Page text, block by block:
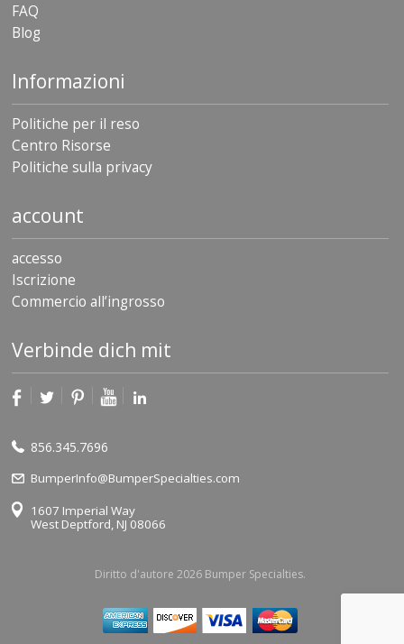
FAQ
Blog
Informazioni
Politiche per il reso
Centro Risorse
Politiche sulla privacy
account
accesso
Iscrizione
Commercio all’ingrosso
Verbinde dich mit
856.345.7696
BumperInfo@BumperSpecialties.com
1607 Imperial Way
West Deptford, NJ 08066
Diritto d'autore 2026 Bumper Specialties.